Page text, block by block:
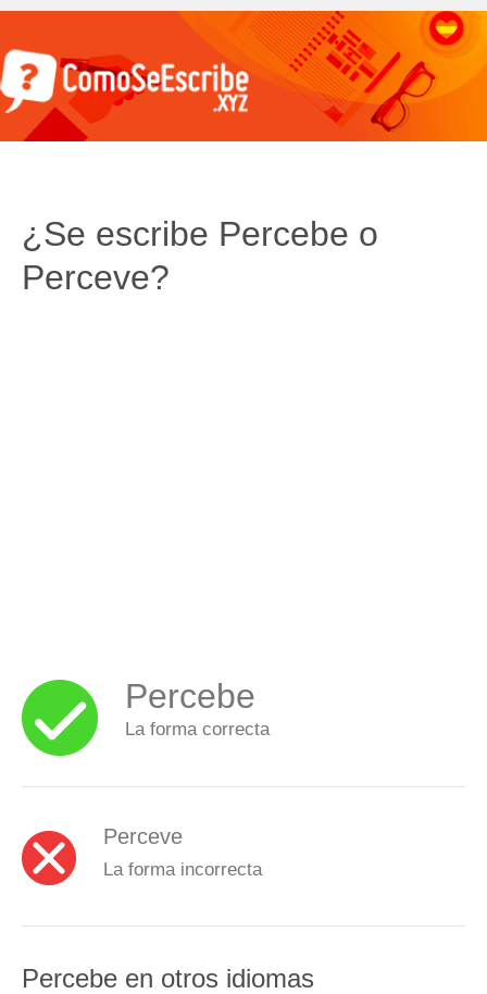
¿Se escribe Percebe o
Perceve?
Percebe
La forma correcta
Perceve
La forma incorrecta
Percebe en otros idiomas